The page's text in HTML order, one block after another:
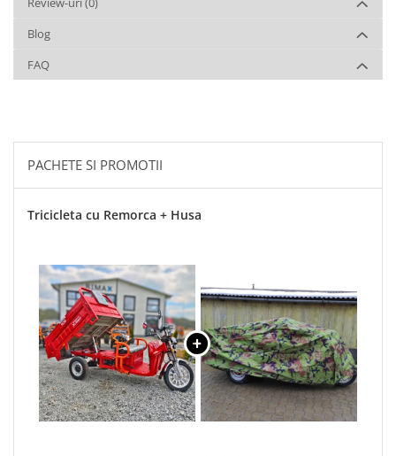
Blog
FAQ
PACHETE SI PROMOTII
Tricicleta cu Remorca + Husa